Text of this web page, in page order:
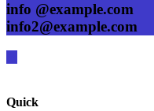
info @example.com
info2@example.com
Quick